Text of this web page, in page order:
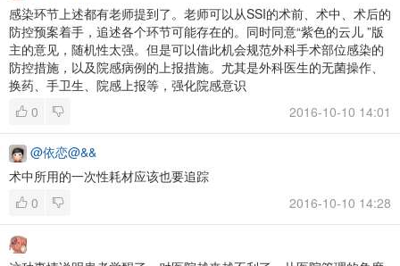
感染环节上述都有老师提到了。老师可以从SSI的术前、术中、术后的
防控预案着手，追述各个环节可能存在的。同时同意“紫色的云儿 ”版
主的意见，随机性太强。但是可以借此机会规范外科手术部位感染的
防控措施，以及院感病例的上报措施。尤其是外科医生的无菌操作、
换药、手卫生、院感上报等，强化院感意识
0
2016-10-10 14:01
@依恋@&&
术中所用的一次性耗材应该也要追踪
0
2016-10-10 14:28